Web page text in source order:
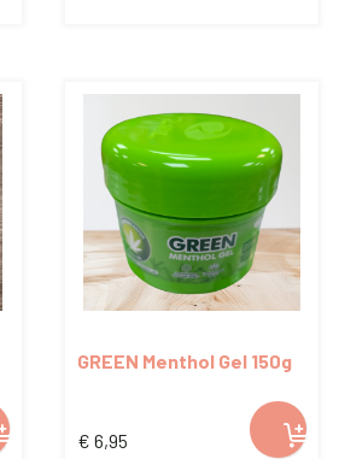
GREEN Menthol Gel 150g
€ 6,95